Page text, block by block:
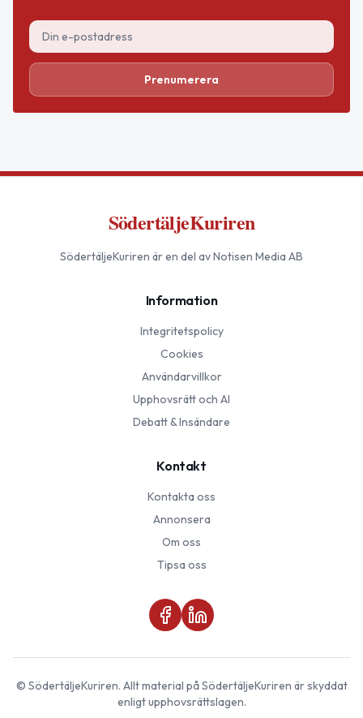
Prenumerera
SödertäljeKuriren
SödertäljeKuriren är en del av Notisen Media AB
Information
Integritetspolicy
Cookies
Användarvillkor
Upphovsrätt och AI
Debatt & Insändare
Kontakt
Kontakta oss
Annonsera
Om oss
Tipsa oss
© SödertäljeKuriren. Allt material påSödertäljeKuriren är skyddat
enligt upphovsrättslagen.